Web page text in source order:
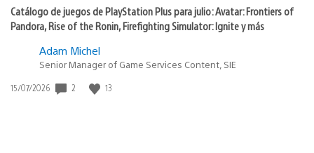
Catálogo de juegos de PlayStation Plus para julio: Avatar: Frontiers of
Pandora, Rise of the Ronin, Firefighting Simulator: Ignite y más
Adam Michel
Senior Manager of Game Services Content, SIE
Fecha
15/07/2026 2 13